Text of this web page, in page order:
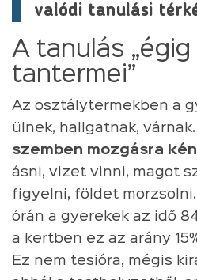
valódi tanulási
A tanulás „égig
tantermei”
Az osztálytermekben a
ülnek, hallgatnak, várnak.
szemben mozgásra
ásni, vizet vinni, magot
figyelni, földet
órán a gyerekek az idő
a kertben ez az arány
Ez nem tesióra, mégis